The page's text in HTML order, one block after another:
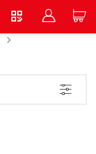
B C
L